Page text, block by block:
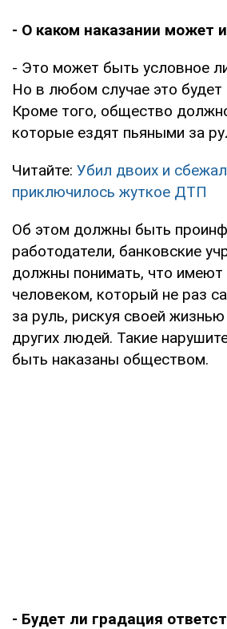
- О каком наказании может
- Это может быть условное
Но в любом случае это будет
Кроме того, общество
которые ездят пьяными за
Читайте: Убил двоих и
приключилось жуткое ДТП
Об этом должны быть
работодатели, банковские
должны понимать, что имеют
человеком, который не раз
за руль, рискуя своей
других людей. Такие
быть наказаны обществом.
- Будет ли градация